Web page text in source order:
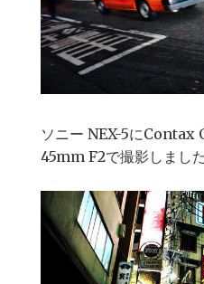
ソニー NEX-5に
45mm F2で撮影しました